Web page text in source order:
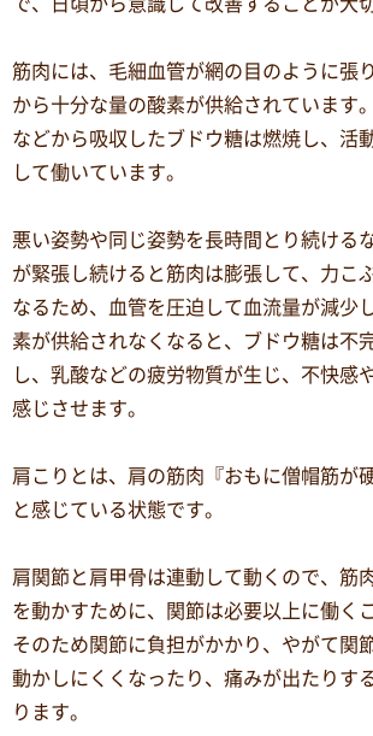
筋肉には、毛細血管が網の目のように張
から十分な量の酸素が供給されています
などから吸収したブドウ糖は燃焼し、活
して働いています。
悪い姿勢や同じ姿勢を長時間とり続ける
が緊張し続けると筋肉は膨張して、力こ
なるため、血管を圧迫して血流量が減少
素が供給されなくなると、ブドウ糖は不
し、乳酸などの疲労物質が生じ、不快感
感じさせます。
肩こりとは、肩の筋肉『おもに僧帽筋が
と感じている状態です。
肩関節と肩甲骨は連動して動くので、筋
を動かすために、関節は必要以上に働く
そのため関節に負担がかかり、やがて関
動かしにくくなったり、痛みが出たりす
ります。